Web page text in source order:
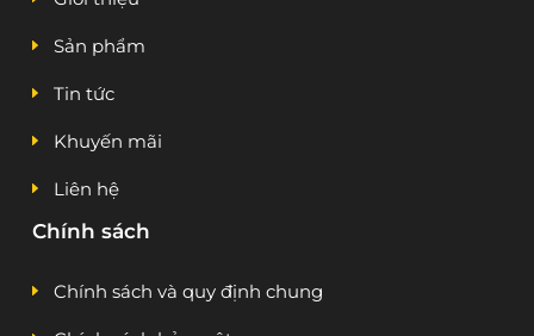
Sản phẩm
Tin tức
Khuyến mãi
Liên hệ
Chính sách
Chính sách và quy định chung